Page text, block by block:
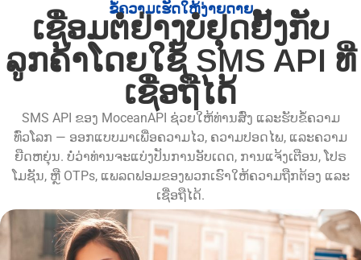
ຂໍ້ຄວາມເຮັດໃຫ້ງ່າຍດາຍ
ເຊື່ອມຕໍ່ຢ່າງບໍ່ຢຸດຢັ້ງກັບ
ລູກຄ້າໂດຍໃຊ້ SMS API ທີ່
ເຊື່ອຖືໄດ້
SMS API ຂອງ MoceanAPI ຊ່ວຍໃຫ້ທ່ານສົ່ງ ແລະຮັບຂໍ້ຄວາມ
ທົ່ວໂລກ — ອອກແບບມາເພື່ອຄວາມໄວ, ຄວາມປອດໄພ, ແລະຄວາມ
ຍືດຫຍຸ່ນ. ບໍ່ວ່າທ່ານຈະແບ່ງປັນການອັບເດດ, ການແຈ້ງເຕືອນ, ໂປຣ
ໂມຊັນ, ຫຼື OTPs, ແພລດຟອມຂອງພວກເຮົາໃຫ້ຄວາມຖືກຕ້ອງ ແລະ
ເຊື່ອຖືໄດ້.